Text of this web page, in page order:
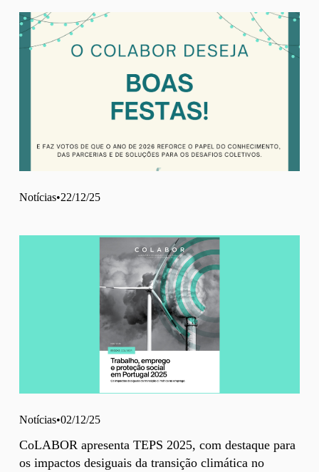
Notícias 22/12/25
Notícias 02/12/25
CoLABOR apresenta TEPS 2025, com destaque para
os impactos desiguais da transição climática no